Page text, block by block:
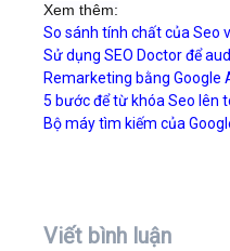
Xem thêm:
So sánh tính chất của Seo
Sử dụng SEO Doctor để
Remarketing bằng Google
5 bước để từ khóa Seo lên
Bộ máy tìm kiếm của
Viết bình luận